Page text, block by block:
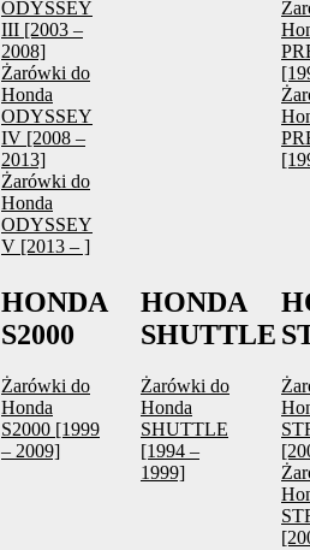
ODYSSEY
III [2003 –
2008]
Żarówki do
Honda
ODYSSEY
IV [2008 –
2013]
Żarówki do
Honda
ODYSSEY
V [2013 – ]
HONDA
S2000
Żarówki do
Honda
S2000 [1999
– 2009]
HONDA
SHUTTLE
Żarówki do
Honda
SHUTTLE
[1994 –
1999]